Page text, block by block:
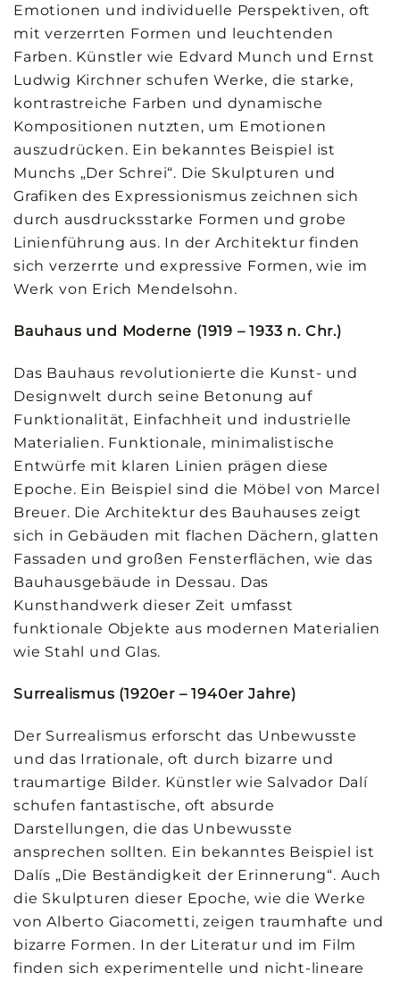
Emotionen und individuelle Perspektiven, oft
mit verzerrten Formen und leuchtenden
Farben. Künstler wie Edvard Munch und Ernst
Ludwig Kirchner schufen Werke, die starke,
kontrastreiche Farben und dynamische
Kompositionen nutzten, um Emotionen
auszudrücken. Ein bekanntes Beispiel ist
Munchs „Der Schrei“. Die Skulpturen und
Grafiken des Expressionismus zeichnen sich
durch ausdrucksstarke Formen und grobe
Linienführung aus. In der Architektur finden
sich verzerrte und expressive Formen, wie im
Werk von Erich Mendelsohn.
Bauhaus und Moderne (1919 – 1933 n. Chr.)
Das Bauhaus revolutionierte die Kunst- und
Designwelt durch seine Betonung auf
Funktionalität, Einfachheit und industrielle
Materialien. Funktionale, minimalistische
Entwürfe mit klaren Linien prägen diese
Epoche. Ein Beispiel sind die Möbel von Marcel
Breuer. Die Architektur des Bauhauses zeigt
sich in Gebäuden mit flachen Dächern, glatten
Fassaden und großen Fensterflächen, wie das
Bauhausgebäude in Dessau. Das
Kunsthandwerk dieser Zeit umfasst
funktionale Objekte aus modernen Materialien
wie Stahl und Glas.
Surrealismus (1920er – 1940er Jahre)
Der Surrealismus erforscht das Unbewusste
und das Irrationale, oft durch bizarre und
traumartige Bilder. Künstler wie Salvador Dalí
schufen fantastische, oft absurde
Darstellungen, die das Unbewusste
ansprechen sollten. Ein bekanntes Beispiel ist
Dalís „Die Beständigkeit der Erinnerung“. Auch
die Skulpturen dieser Epoche, wie die Werke
von Alberto Giacometti, zeigen traumhafte und
bizarre Formen. In der Literatur und im Film
finden sich experimentelle und nicht-lineare